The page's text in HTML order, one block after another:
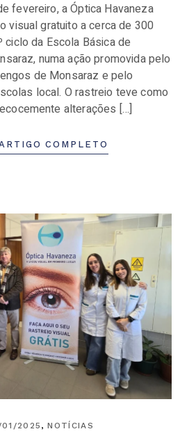
fevereiro, a Óptica Havaneza
visual gratuito a cerca de 300
ciclo da Escola Básica de
numa ação promovida pelo
de Monsaraz e pelo
local. O rastreio teve como
alterações […]
COMPLETO
2025 NOTÍCIAS